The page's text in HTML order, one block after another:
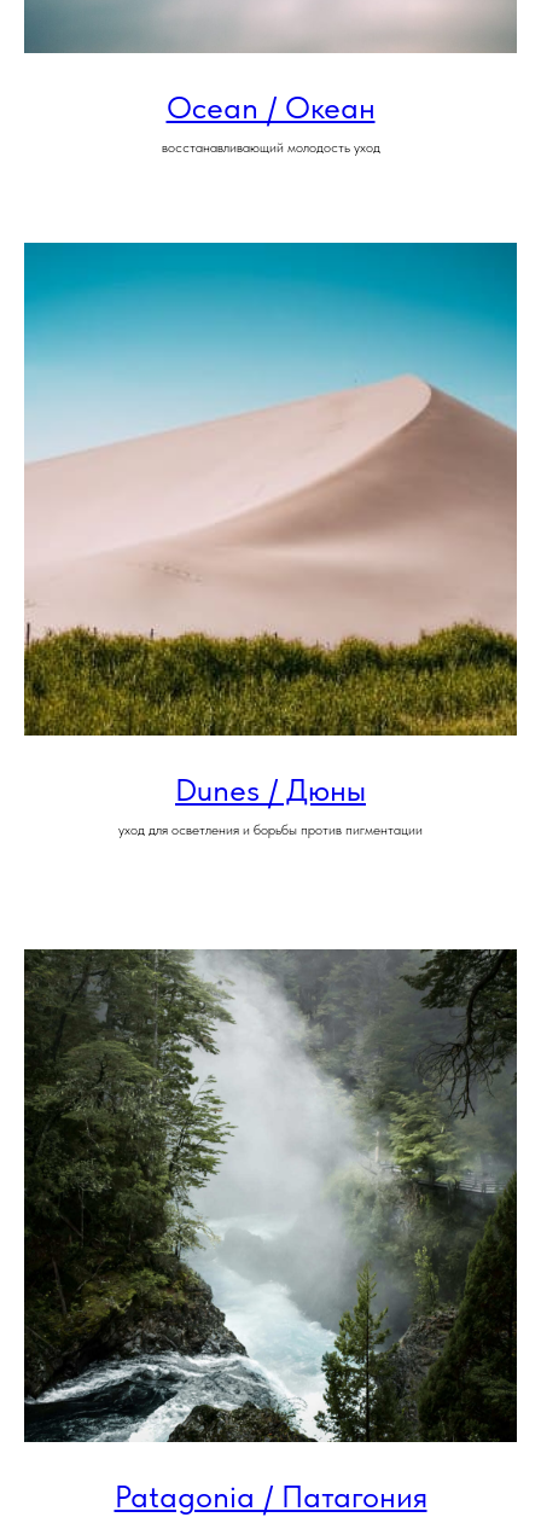
Ocean / Океан
восстанавливающий молодость уход
Dunes / Дюны
уход для осветления и борьбы против пигментации
Patagonia / Патагония